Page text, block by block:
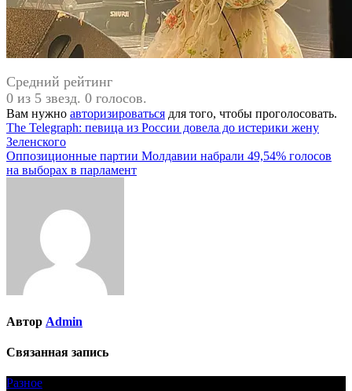
Средний рейтинг
0 из 5 звезд. 0 голосов.
Вам нужно авторизироваться для того, чтобы проголосовать.
Навигация
по
записям
The Telegraph: певица из России довела до истерики жену
Зеленского
Оппозиционные партии Молдавии набрали 49,54% голосов
на выборах в парламент
Автор Admin
Связанная запись
Разное